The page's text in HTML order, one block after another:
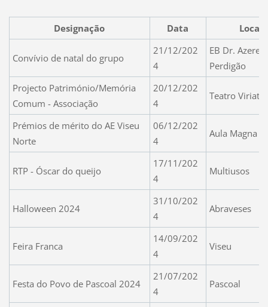
Designação Data Local
Convívio de natal do grupo
21/12/202
4
EB Dr.
Perdigão
Projecto Património/Memória
Comum - Associação
20/12/202
4
Teatro Viriato
Prémios de mérito do AE Viseu
Norte
06/12/202
4
Aula Magna
RTP - Óscar do queijo
17/11/202
4
Multiusos
Halloween 2024
31/10/202
4
Abraveses
Feira Franca
14/09/202
4
Viseu
Festa do Povo de Pascoal 2024
21/07/202
4
Pascoal